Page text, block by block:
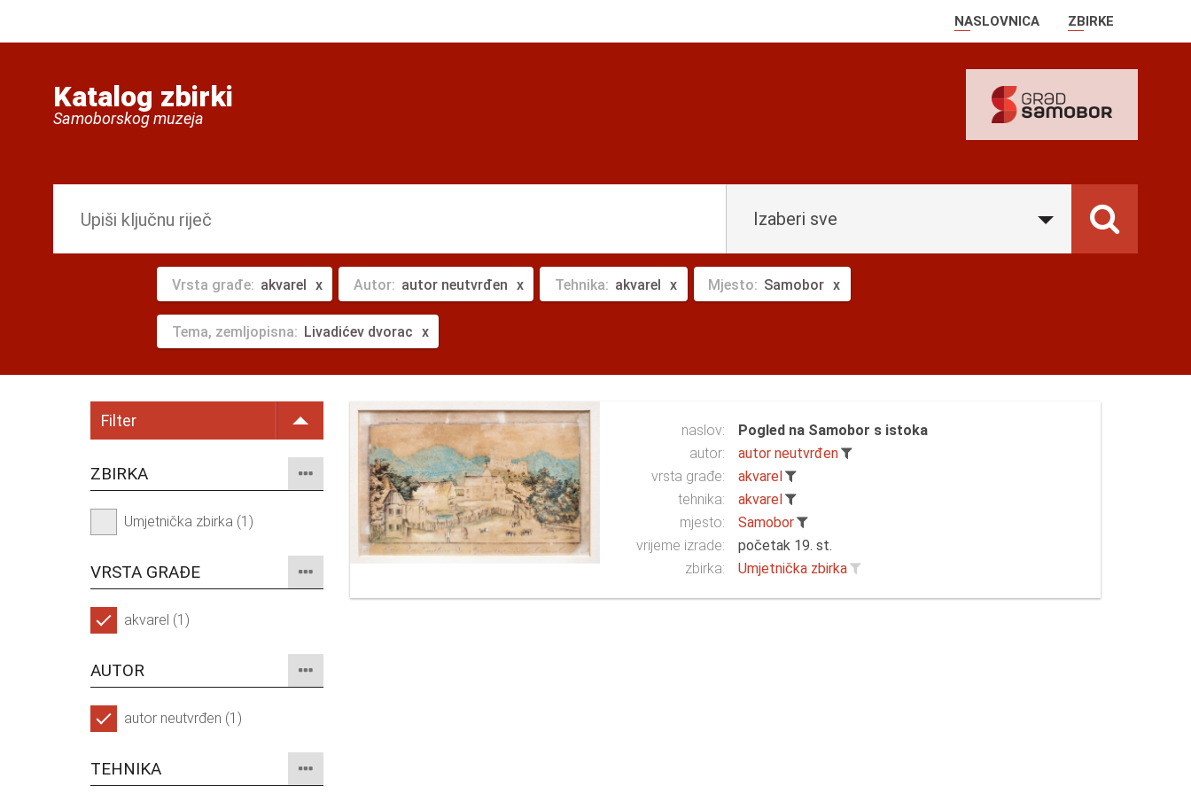
NASLOVNICA ZBIRKE
Katalog zbirki
Samoborskog muzeja
Izaberi sve
Vrsta građe: akvarel Autor: autor neutvrđen Tehnika: akvarel Mjesto: Samobor
Tema, zemljopisna: Livadićev dvorac
Filter
ZBIRKA
Umjetnička zbirka (1)
VRSTA GRAĐE
akvarel (1)
AUTOR
autor neutvrđen (1)
TEHNIKA
naslov:
Pogled na Samobor s istoka
autor:
autor neutvrđen
vrsta građe:
akvarel
tehnika:
akvarel
mjesto:
Samobor
vrijeme izrade:
početak 19. st.
zbirka:
Umjetnička zbirka